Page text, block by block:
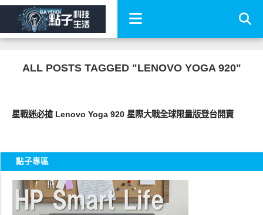
ALL POSTS TAGGED "LENOVO YOGA 920"
星戰迷必搶 Lenovo Yoga 920 星際大戰全球限量版登台開賣
點子專區